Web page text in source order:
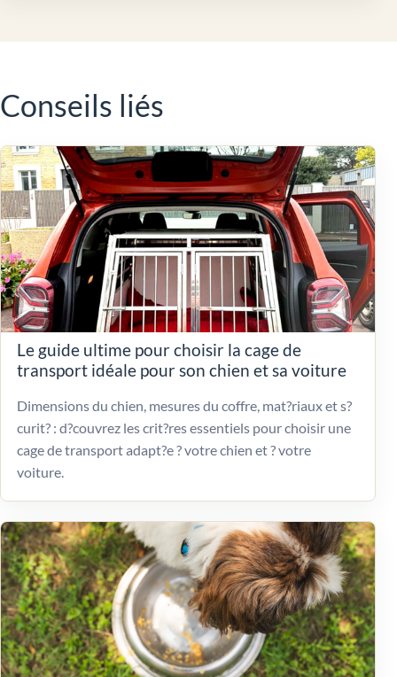
Conseils liés
Le guide ultime pour choisir la cage de
transport idéale pour son chien et sa voiture
Dimensions du chien, mesures du coffre, mat?riaux et s?
curit? : d?couvrez les crit?res essentiels pour choisir une
cage de transport adapt?e ? votre chien et ? votre
voiture.